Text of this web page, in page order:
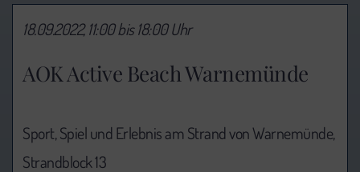
AOK Active Beach Warnemünde
18.09.2022, 11:00 bis 18:00 Uhr
Sport, Spiel und Erlebnis am Strand von Warnemünde,
Strandblock 13